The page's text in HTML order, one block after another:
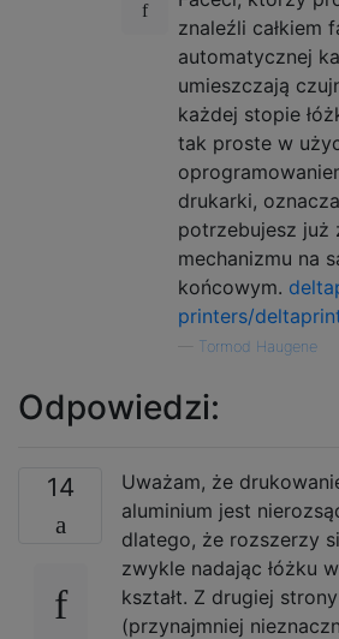
znaleźli całkiem
automatycznej
umieszczają
każdej stopie
tak proste w
drukarki,
potrzebujesz już
mechanizmu na
końcowym.
printers/
Tormod Haugene
Odpowiedzi:
14
Uważam, że
aluminium jest
dlatego, że rozszerzy
zwykle nadając łóżku
kształt. Z drugiej
(przynajmniej